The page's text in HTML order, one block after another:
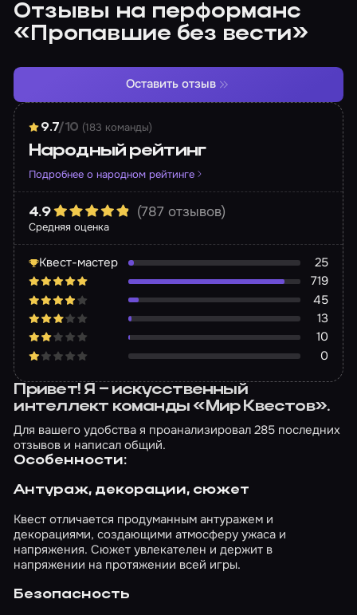
Отзывы на перформанс
«Пропавшие без вести»
9.7/10 (183 команды)
Народный рейтинг
Подробнее о народном рейтинге
Средняя оценка
4.9 (787 отзывов)
Квест-мастер
25
719
45
13
10
0
Оставить отзыв
Привет! Я – искусственный
интеллект команды «Мир Квестов».
Для вашего удобства я проанализировал 285 последних
отзывов и написал общий.
Особенности:
Антураж, декорации, сюжет
Квест отличается продуманным антуражем и
декорациями, создающими атмосферу ужаса и
напряжения. Сюжет увлекателен и держит в
напряжении на протяжении всей игры.
Безопасность